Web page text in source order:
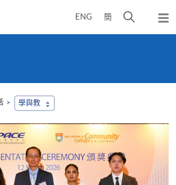
ENG 簡
開
彈
出
學與教